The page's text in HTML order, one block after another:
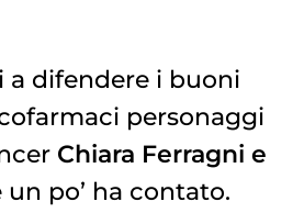
a difendere i buoni
personaggi
Chiara Ferragni e
un po’ ha contato.